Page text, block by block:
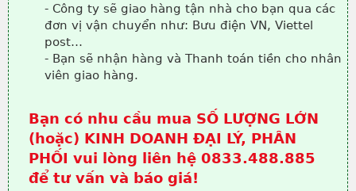
- Công ty sẽ giao hàng tận nhà cho bạn qua các
đơn vị vận chuyển như: Bưu điện VN, Viettel
post…
- Bạn sẽ nhận hàng và Thanh toán tiền cho nhân
viên giao hàng.
Bạn có nhu cầu mua SỐ LƯỢNG LỚN
(hoặc) KINH DOANH ĐẠI LÝ, PHÂN
PHỐI vui lòng liên hệ 0833.488.885
để tư vấn và báo giá!